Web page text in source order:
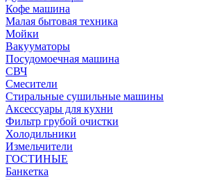
Кофе машина
Малая бытовая техника
Мойки
Вакууматоры
Посудомоечная машина
СВЧ
Смесители
Стиральные сушильные машины
Аксессуары для кухни
Фильтр грубой очистки
Холодильники
Измельчители
ГОСТИНЫЕ
Банкетка